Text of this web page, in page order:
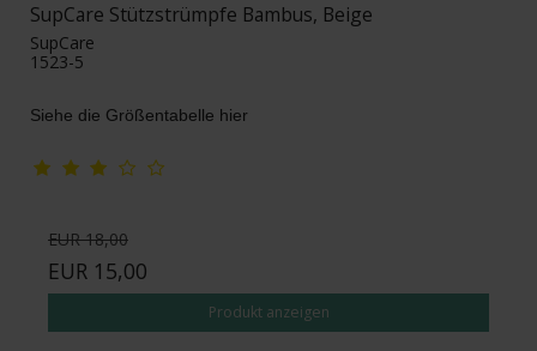
SupCare Stützstrümpfe Bambus, Beige
SupCare
1523-5
Siehe die Größentabelle hier
EUR 18,00
EUR 15,00
Produkt anzeigen